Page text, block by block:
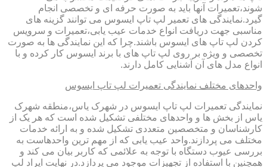
شوند،تعمیرات آنها باید به صورت حرفه ای و تخصصی انجام
گیرد.نمایندگی های تعمیر لپ تاپ ایسوس می توانند گزینه های
مناسبی جهت دریافت انواع خدمات عیب یابی،تعمیرات و سرویس
کردن لپ تاپ های ایسوس باشند.چرا که این نمایندگی ها به صورت
تخصصی و ویژه بر روی لپ تاپ های با برند ایسوس کار کرده و با
انواع مدل های آن آشنایی کامل دارند.
واحدهای مختلف نمایندگی تعمیرات لپ تاپ ایسوس
نمایندگی تعمیرات لپ تاپ ایسوس در شهرک یاس،منطقه شهرک
یاس از بخش ها و واحدهای مختلفی تشکیل شده است که هر یک از
کارشناسان و متخصصین متعددی تشکیل شده و به ارائه خدمات
مختلف می پردازند.واحد عیب یابی که از مهم ترین واحدهاست به
بررسی عیوب دستگاه با توجه به علائمی که کاربر بیان می کند و
همچنین با استفاده از تجهیزات موجود می پردازد.در نهایت ایراد لپ